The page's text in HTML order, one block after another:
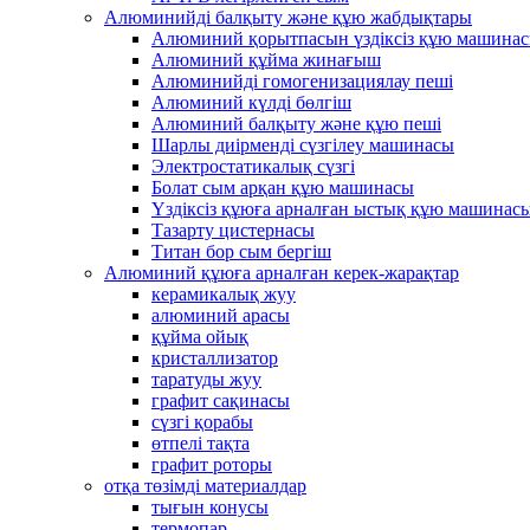
Алюминийді балқыту және құю жабдықтары
Алюминий қорытпасын үздіксіз құю
Алюминий құйма жинағыш
Алюминийді гомогенизациялау пеші
Алюминий күлді бөлгіш
Алюминий балқыту және құю пеші
Шарлы диірменді сүзгілеу машинасы
Электростатикалық сүзгі
Болат сым арқан құю машинасы
Үздіксіз құюға арналған ыстық құю
Тазарту цистернасы
Титан бор сым бергіш
Алюминий құюға арналған керек-жарақтар
керамикалық жуу
алюминий арасы
құйма ойық
кристаллизатор
таратуды жуу
графит сақинасы
сүзгі қорабы
өтпелі тақта
графит роторы
отқа төзімді материалдар
тығын конусы